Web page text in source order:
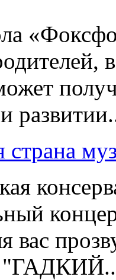
страна
вас